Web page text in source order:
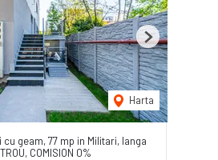
Harta
Next
cu geam, 77 mp in Militari, langa
COMISION 0%